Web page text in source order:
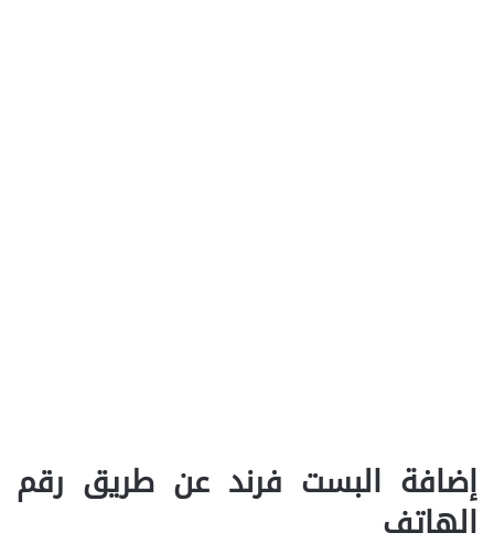
إضافة البست فرند عن طريق رقم
الهاتف